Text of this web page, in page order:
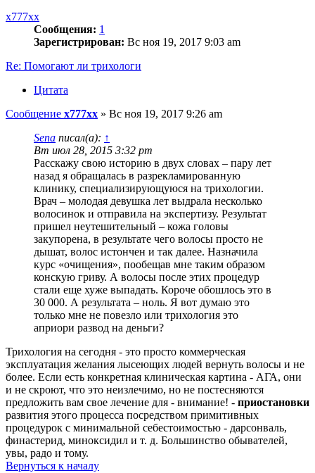
x777xx
Сообщения: 1
Зарегистрирован: Вс ноя 19, 2017 9:03 am
Re: Помогают ли трихологи
Цитата
Сообщение x777xx » Вс ноя 19, 2017 9:26 am
Sena писал(а): ↑
Вт июл 28, 2015 3:32 pm
Расскажу свою историю в двух словах – пару лет
назад я обращалась в разрекламированную
клинику, специализирующуюся на трихологии.
Врач – молодая девушка лет выдрала несколько
волосинок и отправила на экспертизу. Результат
пришел неутешительный – кожа головы
закупорена, в результате чего волосы просто не
дышат, волос истончен и так далее. Назначила
курс «очищения», пообещав мне таким образом
конскую гриву. А волосы после этих процедур
стали еще хуже выпадать. Короче обошлось это в
30 000. А результата – ноль. Я вот думаю это
только мне не повезло или трихология это
априори развод на деньги?
Трихология на сегодня - это просто коммерческая
эксплуатация желания лысеющих людей вернуть волосы и не
более. Если есть конкретная клиническая картина - АГА, они
и не скроют, что это неизлечимо, но не постесняются
предложить вам свое лечение для - внимание! - приостановки
развития этого процесса посредством примитивных
процедурок с минимальной себестоимостью - дарсонваль,
финастерид, миноксидил и т. д. Большинство обывателей,
увы, радо и тому.
Вернуться к началу